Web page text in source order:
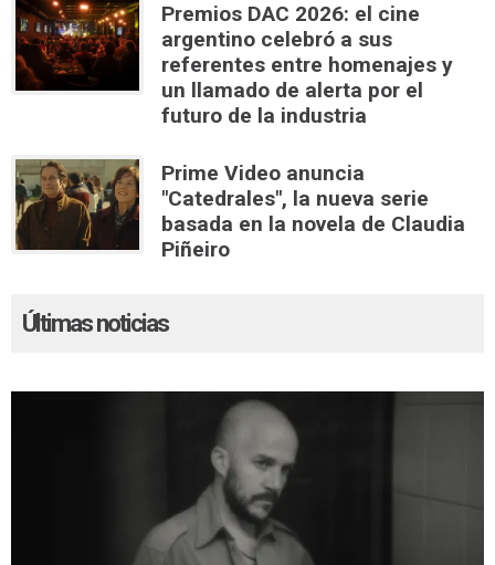
Premios DAC 2026: el cine
argentino celebró a sus
referentes entre homenajes y
un llamado de alerta por el
futuro de la industria
Prime Video anuncia
"Catedrales", la nueva serie
basada en la novela de Claudia
Piñeiro
Últimas noticias